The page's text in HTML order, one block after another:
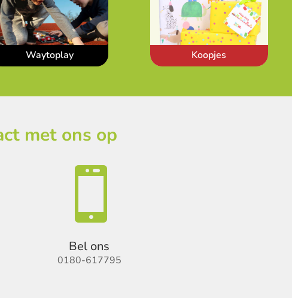
Waytoplay Koopjes
met ons op

Bel ons
0180-617795